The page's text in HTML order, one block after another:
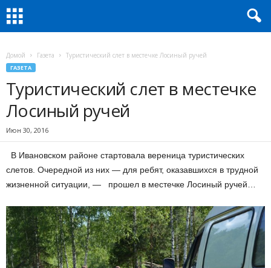
Домой Газета Туристический слет в местечке Лосиный ручей
ГАЗЕТА
Туристический слет в местечке
Лосиный ручей
Июн 30, 2016
В Ивановском районе стартовала вереница туристических
слетов. Очередной из них — для ребят, оказавшихся в трудной
жизненной ситуации, — прошел в местечке Лосиный ручей…